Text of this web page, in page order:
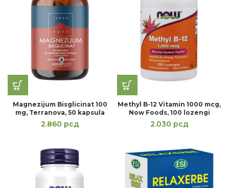
Magnezijum Bisglicinat 100
mg, Terranova, 50 kapsula
2.860 рсд
Methyl B-12 Vitamin 1000 mcg,
Now Foods, 100 lozengi
2.030 рсд